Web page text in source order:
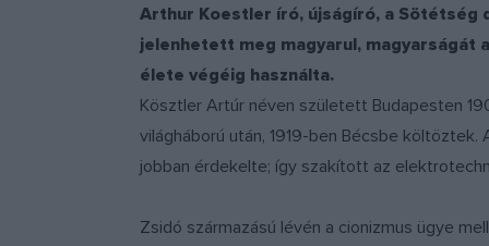
Arthur Koestler író, újságíró, a Sötétség
jelenhetett meg magyarul, magyarságát
élete végéig használta.
Kösztler Artúr néven született Budapesten
világháború után, 1919-ben Bécsbe
jobban érdekelte; így szakított az
Zsidó származású lévén a cionizmus ügye